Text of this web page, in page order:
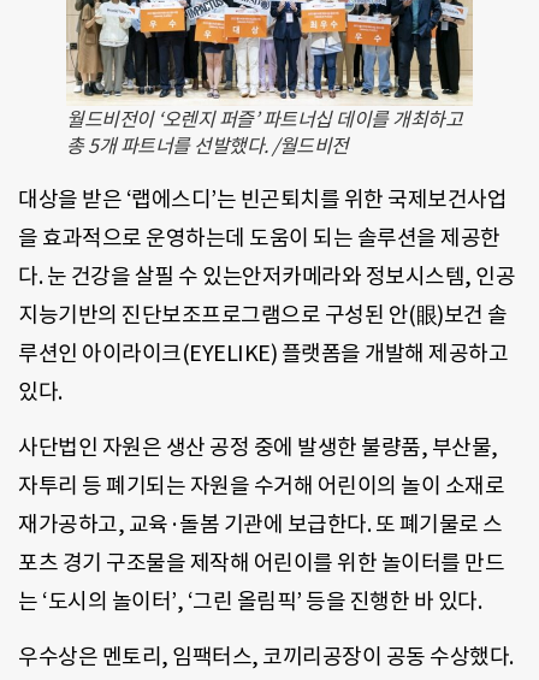
월드비전이 ‘오렌지 퍼즐’ 파트너십 데이를 개최하고
총 5개 파트너를 선발했다. /월드비전
대상을 받은 ‘랩에스디’는 빈곤퇴치를 위한 국제보건사업
을 효과적으로 운영하는데 도움이 되는 솔루션을 제공한
다. 눈 건강을 살필 수 있는안저카메라와 정보시스템, 인공
지능기반의 진단보조프로그램으로 구성된 안(眼)보건 솔
루션인 아이라이크(EYELIKE) 플랫폼을 개발해 제공하고
있다.
사단법인 자원은 생산 공정 중에 발생한 불량품, 부산물,
자투리 등 폐기되는 자원을 수거해 어린이의 놀이 소재로
재가공하고, 교육·돌봄 기관에 보급한다. 또 폐기물로 스
포츠 경기 구조물을 제작해 어린이를 위한 놀이터를 만드
는 ‘도시의 놀이터’, ‘그린 올림픽’ 등을 진행한 바 있다.
우수상은 멘토리, 임팩터스, 코끼리공장이 공동 수상했다.